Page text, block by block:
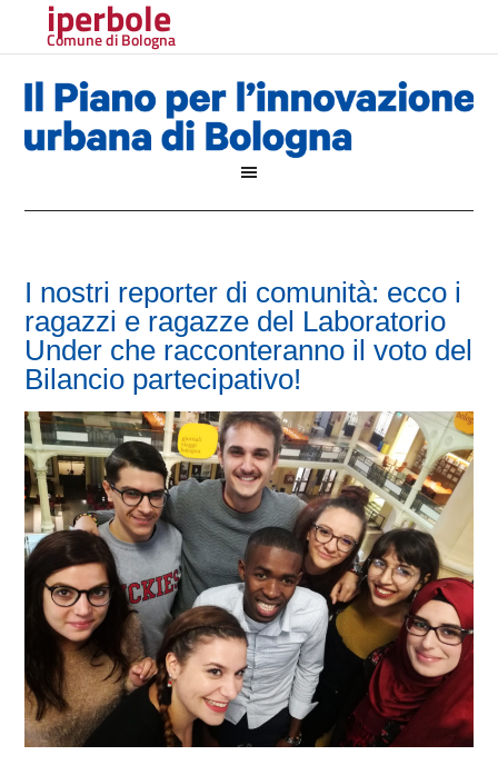
iperbole
Comune di Bologna
I nostri reporter di comunità: ecco i
ragazzi e ragazze del Laboratorio
Under che racconteranno il voto del
Bilancio partecipativo!